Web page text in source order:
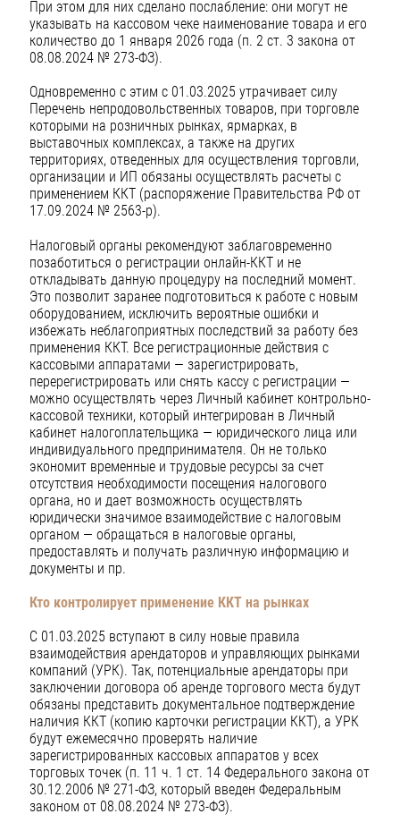
При этом для них сделано послабление: они могут не
указывать на кассовом чеке наименование товара и его
количество до 1 января 2026 года (п. 2 ст. 3 закона от
08.08.2024 № 273-ФЗ).
Одновременно с этим с 01.03.2025 утрачивает силу
Перечень непродовольственных товаров, при торговле
которыми на розничных рынках, ярмарках, в
выставочных комплексах, а также на других
территориях, отведенных для осуществления торговли,
организации и ИП обязаны осуществлять расчеты с
применением ККТ (распоряжение Правительства РФ от
17.09.2024 № 2563-р).
Налоговый органы рекомендуют заблаговременно
позаботиться о регистрации онлайн-ККТ и не
откладывать данную процедуру на последний момент.
Это позволит заранее подготовиться к работе с новым
оборудованием, исключить вероятные ошибки и
избежать неблагоприятных последствий за работу без
применения ККТ. Все регистрационные действия с
кассовыми аппаратами — зарегистрировать,
перерегистрировать или снять кассу с регистрации —
можно осуществлять через Личный кабинет контрольно-
кассовой техники, который интегрирован в Личный
кабинет налогоплательщика — юридического лица или
индивидуального предпринимателя. Он не только
экономит временные и трудовые ресурсы за счет
отсутствия необходимости посещения налогового
органа, но и дает возможность осуществлять
юридически значимое взаимодействие с налоговым
органом — обращаться в налоговые органы,
предоставлять и получать различную информацию и
документы и пр.
Кто контролирует применение ККТ на рынках
С 01.03.2025 вступают в силу новые правила
взаимодействия арендаторов и управляющих рынками
компаний (УРК). Так, потенциальные арендаторы при
заключении договора об аренде торгового места будут
обязаны представить документальное подтверждение
наличия ККТ (копию карточки регистрации ККТ), а УРК
будут ежемесячно проверять наличие
зарегистрированных кассовых аппаратов у всех
торговых точек (п. 11 ч. 1 ст. 14 Федерального закона от
30.12.2006 № 271-ФЗ, который введен Федеральным
законом от 08.08.2024 № 273-ФЗ).